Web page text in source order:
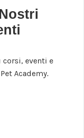
corsi, eventi e
Academy.